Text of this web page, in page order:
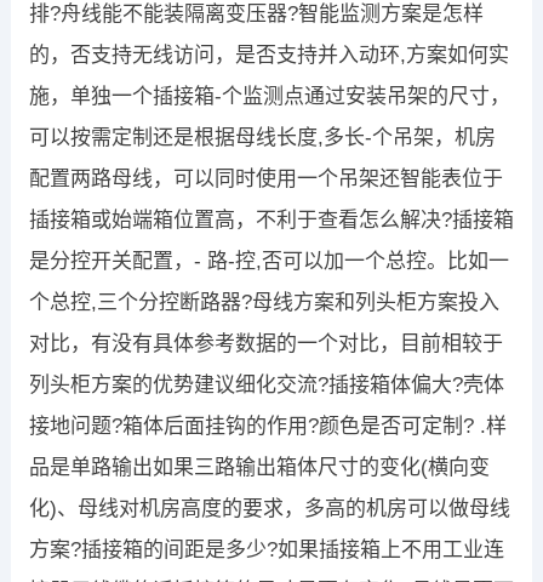
排?舟线能不能装隔离变压器?智能监测方案是怎样
的，否支持无线访问，是否支持并入动环,方案如何实
施，单独一个插接箱-个监测点通过安装吊架的尺寸，
可以按需定制还是根据母线长度,多长-个吊架，机房
配置两路母线，可以同时使用一个吊架还智能表位于
插接箱或始端箱位置高，不利于查看怎么解决?插接箱
是分控开关配置，- 路-控,否可以加一个总控。比如一
个总控,三个分控断路器?母线方案和列头柜方案投入
对比，有没有具体参考数据的一个对比，目前相较于
列头柜方案的优势建议细化交流?插接箱体偏大?壳体
接地问题?箱体后面挂钩的作用?颜色是否可定制? .样
品是单路输出如果三路输出箱体尺寸的变化(横向变
化)、母线对机房高度的要求，多高的机房可以做母线
方案?插接箱的间距是多少?如果插接箱上不用工业连